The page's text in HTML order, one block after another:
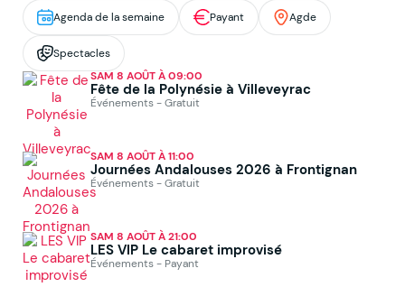
Agenda de la semaine Payant Agde
Spectacles
SAM 8 AOÛT À 09:00
Fête de la Polynésie à Villeveyrac
Événements - Gratuit
SAM 8 AOÛT À 11:00
Journées Andalouses 2026 à Frontignan
Événements - Gratuit
SAM 8 AOÛT À 21:00
LES VIP Le cabaret improvisé
Événements - Payant